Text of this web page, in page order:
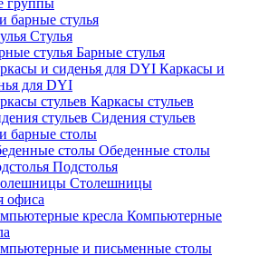
группы
барные стулья
Стулья
Барные стулья
Каркасы и
для DYI
Каркасы стульев
Сидения стульев
барные столы
Обеденные столы
Подстолья
Столешницы
офиса
Компьютерные